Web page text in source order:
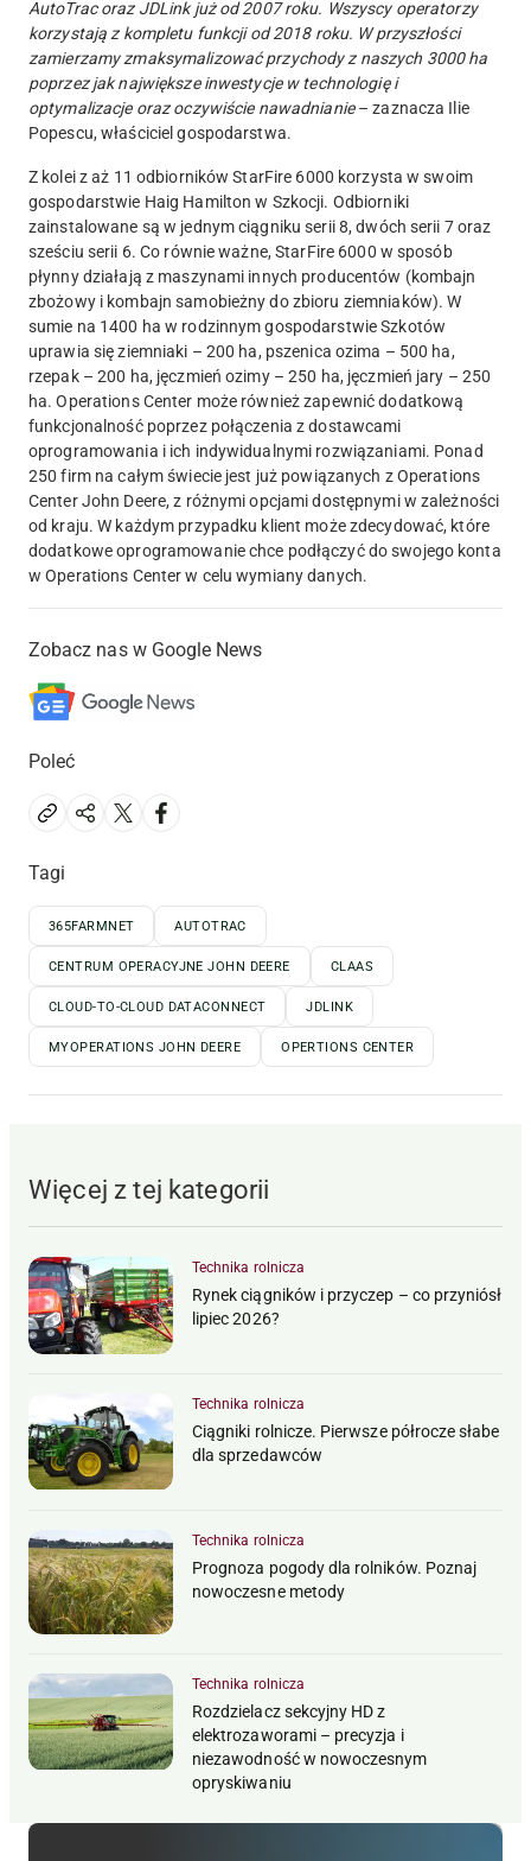
AutoTrac oraz JDLink już od 2007 roku. Wszyscy operatorzy
korzystają z kompletu funkcji od 2018 roku. W przyszłości
zamierzamy zmaksymalizować przychody z naszych 3000 ha
poprzez jak największe inwestycje w technologię i
optymalizacje oraz oczywiście nawadnianie– zaznacza Ilie
Popescu, właściciel gospodarstwa.
Z kolei z aż 11 odbiorników StarFire 6000 korzysta w swoim
gospodarstwie Haig Hamilton w Szkocji. Odbiorniki
zainstalowane są w jednym ciągniku serii 8, dwóch serii 7 oraz
sześciu serii 6. Co równie ważne, StarFire 6000 w sposób
płynny działają z maszynami innych producentów (kombajn
zbożowy i kombajn samobieżny do zbioru ziemniaków). W
sumie na 1400 ha w rodzinnym gospodarstwie Szkotów
uprawia się ziemniaki – 200 ha, pszenica ozima – 500 ha,
rzepak – 200 ha, jęczmień ozimy – 250 ha, jęczmień jary – 250
ha. Operations Center może również zapewnić dodatkową
funkcjonalność poprzez połączenia z dostawcami
oprogramowania i ich indywidualnymi rozwiązaniami. Ponad
250 firm na całym świecie jest już powiązanych z Operations
Center John Deere, z różnymi opcjami dostępnymi w zależności
od kraju. W każdym przypadku klient może zdecydować, które
dodatkowe oprogramowanie chce podłączyć do swojego konta
w Operations Center w celu wymiany danych.
Zobacz nas w Google News
Poleć
Tagi
365FARMNET AUTOTRAC
CENTRUM OPERACYJNE JOHN DEERE CLAAS
CLOUD-TO-CLOUD DATACONNECT JDLINK
MYOPERATIONS JOHN DEERE OPERTIONS CENTER
Więcej z tej kategorii
Technika rolnicza
Rynek ciągników i przyczep – co przyniósł
lipiec 2026?
Technika rolnicza
Ciągniki rolnicze. Pierwsze półrocze słabe
dla sprzedawców
Technika rolnicza
Prognoza pogody dla rolników. Poznaj
nowoczesne metody
Technika rolnicza
Rozdzielacz sekcyjny HD z
elektrozaworami – precyzja i
niezawodność w nowoczesnym
opryskiwaniu